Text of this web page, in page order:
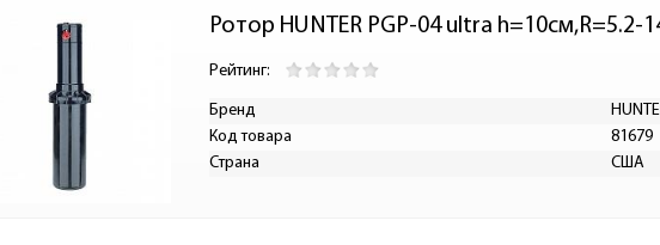
Ротор HUNTER PGP-04 ultra h=10см,R=5.2-
Рейтинг:
Бренд
Код товара
81679
Страна
США